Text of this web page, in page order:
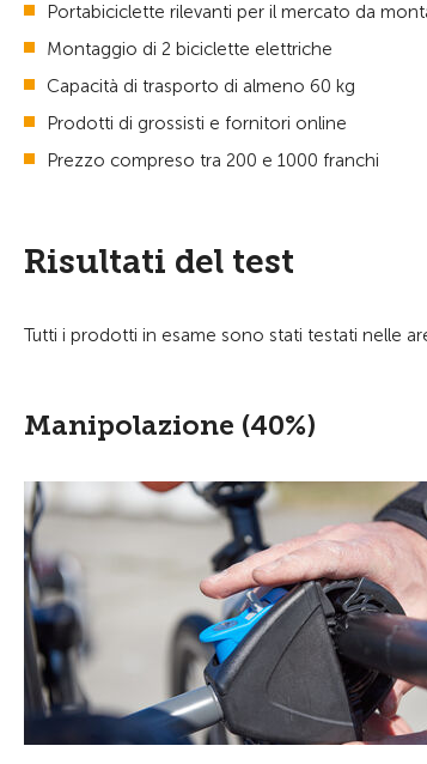
Portabiciclette rilevanti per il mercato da
Montaggio di 2 biciclette elettriche
Capacità di trasporto di almeno 60 kg
Prodotti di grossisti e fornitori online
Prezzo compreso tra 200 e 1000 franchi
Risultati del test
Tutti i prodotti in esame sono stati testati nelle
Manipolazione (40%)